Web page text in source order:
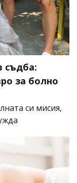
съдба:
за болно
си мисия,